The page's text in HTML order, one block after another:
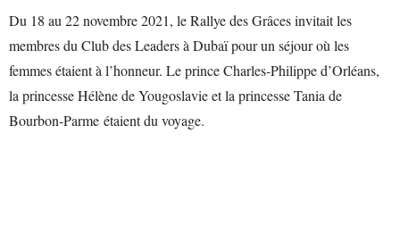
Du 18 au 22 novembre 2021, le Rallye des Grâces invitait les
membres du Club des Leaders à Dubaï pour un séjour où les
femmes étaient à l’honneur. Le prince Charles-Philippe d’Orléans,
la princesse Hélène de Yougoslavie et la princesse Tania de
Bourbon-Parme étaient du voyage.